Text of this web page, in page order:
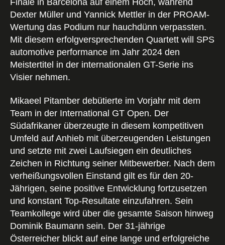
Finale in Barcelona auf einem Hoch, während
Dexter Müller und Yannick Mettler in der PROAM-
Wertung das Podium nur hauchdünn verpassten.
Mit diesem erfolgversprechenden Quartett will SPS
automotive performance im Jahr 2024 den
Meistertitel in der internationalen GT-Serie ins
Visier nehmen.
Mikaeel Pitamber debütierte im Vorjahr mit dem
Team in der International GT Open. Der
Südafrikaner überzeugte in diesem kompetitiven
Umfeld auf Anhieb mit überzeugenden Leistungen
und setzte mit zwei Laufsiegen ein deutliches
Zeichen in Richtung seiner Mitbewerber. Nach dem
verheißungsvollen Einstand gilt es für den 20-
Jährigen, seine positive Entwicklung fortzusetzen
und konstant Top-Resultate einzufahren. Sein
Teamkollege wird über die gesamte Saison hinweg
Dominik Baumann sein. Der 31-jährige
Österreicher blickt auf eine lange und erfolgreiche